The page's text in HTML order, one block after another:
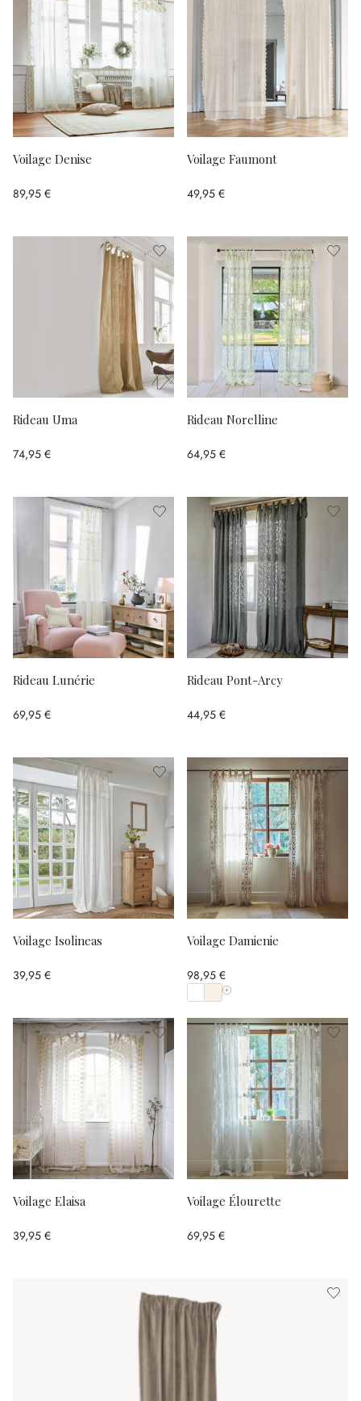
Voilage Denise
89,95 €
Voilage Faumont
49,95 €
Rideau Uma
74,95 €
Rideau Norelline
64,95 €
Rideau Lunérie
69,95 €
Rideau Pont-Arcy
44,95 €
Voilage Isolineas
39,95 €
Voilage Damienie
98,95 €
Afficher toutes les couleurs
Voilage Elaisa
39,95 €
Voilage Élourette
69,95 €